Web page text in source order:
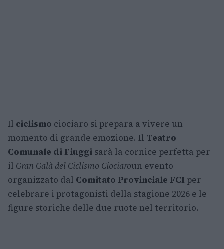
Il ciclismo ciociaro si prepara a vivere un
momento di grande emozione. Il Teatro
Comunale di Fiuggi sarà la cornice perfetta per
il Gran Galà del Ciclismo Ciociaroun evento
organizzato dal Comitato Provinciale FCI per
celebrare i protagonisti della stagione 2026 e le
figure storiche delle due ruote nel territorio.